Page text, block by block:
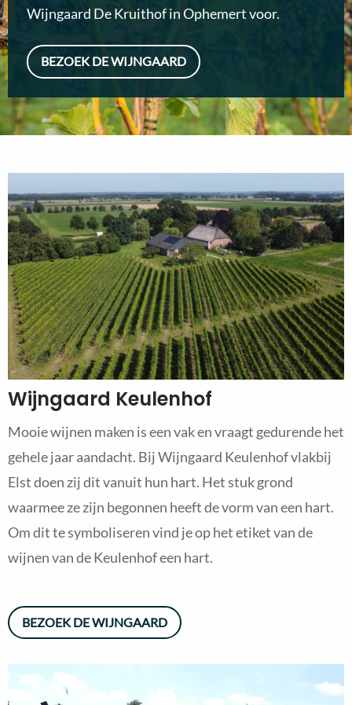
Wijngaard De Kruithof in Ophemert voor.
BEZOEK DE WIJNGAARD
Wijngaard Keulenhof
Mooie wijnen maken is een vak en vraagt gedurende het
gehele jaar aandacht. Bij Wijngaard Keulenhof vlakbij
Elst doen zij dit vanuit hun hart. Het stuk grond
waarmee ze zijn begonnen heeft de vorm van een hart.
Om dit te symboliseren vind je op het etiket van de
wijnen van de Keulenhof een hart.
BEZOEK DE WIJNGAARD